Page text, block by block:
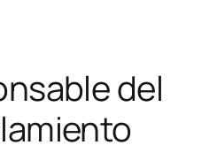
del